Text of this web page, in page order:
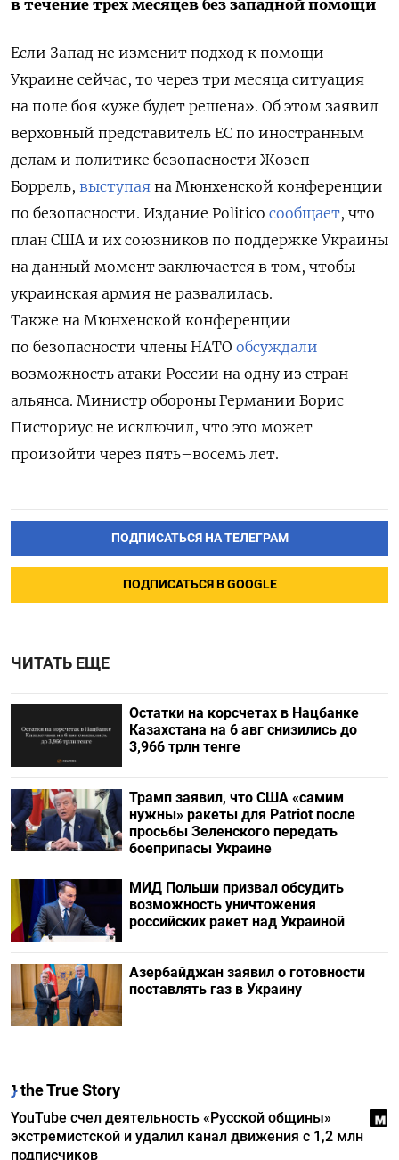
в течение трех месяцев без западной помощи
Если Запад не изменит подход к помощи
Украине сейчас, то через три месяца ситуация
на поле боя «уже будет решена». Об этом заявил
верховный представитель ЕС по иностранным
делам и политике безопасности Жозеп
Боррель, выступая на Мюнхенской конференции
по безопасности. Издание Politico сообщает, что
план США и их союзников по поддержке Украины
на данный момент заключается в том, чтобы
украинская армия не развалилась.
Также на Мюнхенской конференции
по безопасности члены НАТО обсуждали
возможность атаки России на одну из стран
альянса. Министр обороны Германии Борис
Писториус не исключил, что это может
произойти через пять–восемь лет.
ПОДПИСАТЬСЯ НА ТЕЛЕГРАМ
ПОДПИСАТЬСЯ В GOOGLE
ЧИТАТЬ ЕЩЕ
Остатки на корсчетах в Нацбанке
Казахстана на 6 авг снизились до
3,966 трлн тенге
Трамп заявил, что США «самим
нужны» ракеты для Patriot после
просьбы Зеленского передать
боеприпасы Украине
МИД Польши призвал обсудить
возможность уничтожения
российских ракет над Украиной
Азербайджан заявил о готовности
поставлять газ в Украину